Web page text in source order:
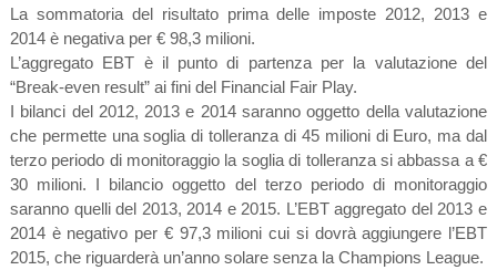
La sommatoria del risultato prima delle imposte 2012, 2013 e
2014 è negativa per € 98,3 milioni.
L’aggregato EBT è il punto di partenza per la valutazione del
“Break-even result” ai fini del Financial Fair Play.
I bilanci del 2012, 2013 e 2014 saranno oggetto della valutazione
che permette una soglia di tolleranza di 45 milioni di Euro, ma dal
terzo periodo di monitoraggio la soglia di tolleranza si abbassa a €
30 milioni. I bilancio oggetto del terzo periodo di monitoraggio
saranno quelli del 2013, 2014 e 2015. L’EBT aggregato del 2013 e
2014 è negativo per € 97,3 milioni cui si dovrà aggiungere l’EBT
2015, che riguarderà un’anno solare senza la Champions League.